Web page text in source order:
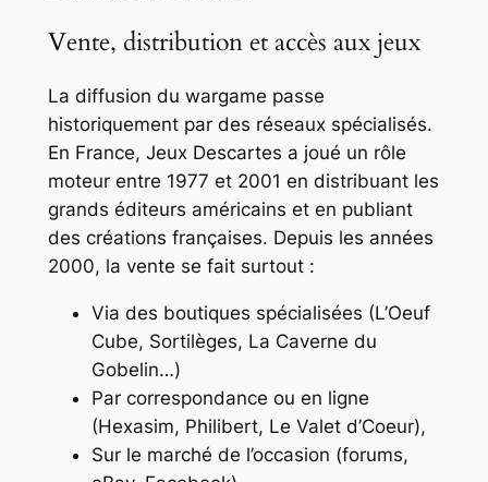
Vente, distribution et accès aux jeux
La diffusion du wargame passe
historiquement par des réseaux spécialisés.
En France, Jeux Descartes a joué un rôle
moteur entre 1977 et 2001 en distribuant les
grands éditeurs américains et en publiant
des créations françaises. Depuis les années
2000, la vente se fait surtout :
Via des boutiques spécialisées (L’Oeuf
Cube, Sortilèges, La Caverne du
Gobelin…)
Par correspondance ou en ligne
(Hexasim, Philibert, Le Valet d’Coeur),
Sur le marché de l’occasion (forums,